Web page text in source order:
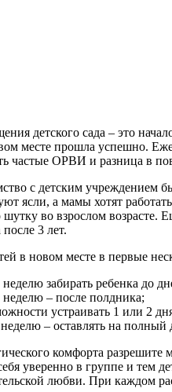
детского сада – это
месте прошла успешно.
частые ОРВИ и разница в
с детским учреждением
ясли, а мамы хотят
шутку во взрослом возрасте.
после 3 лет.
в новом месте в первые
забирать ребенка до
– после полдника;
устраивать 1 или 2
– оставлять на полный
комфорта
уверенно в группе и тем
любви. При каждом